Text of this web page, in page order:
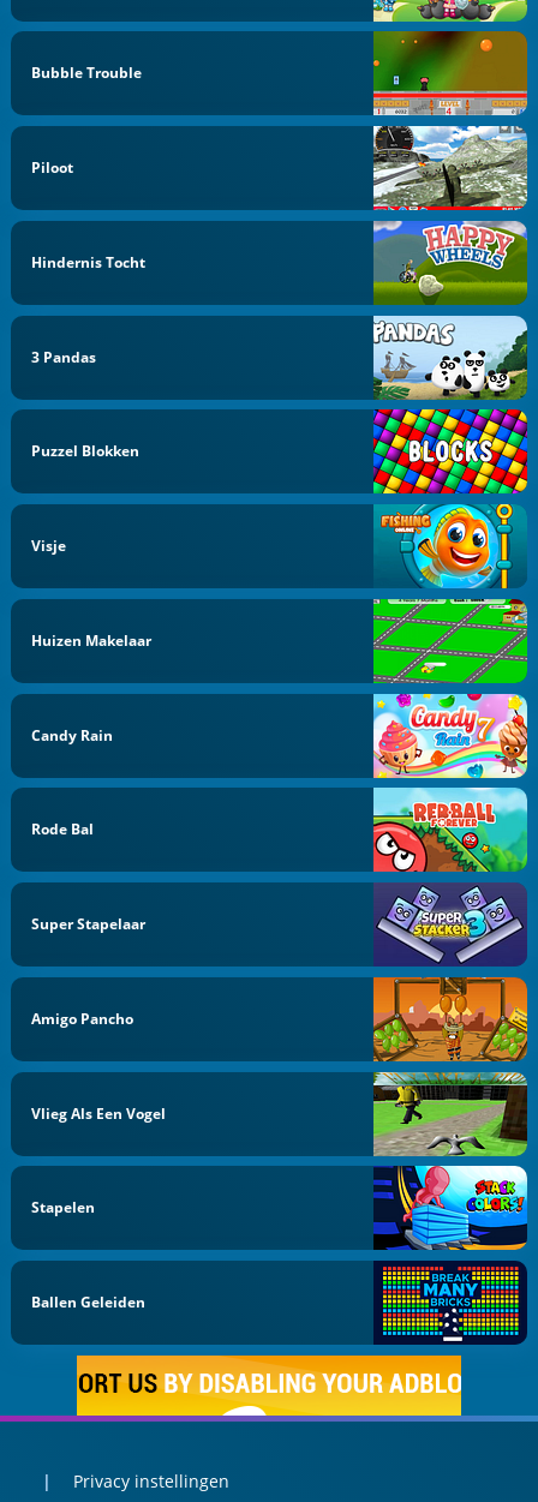
Bubble Trouble
Piloot
Hindernis Tocht
3 Pandas
Puzzel Blokken
Visje
Huizen Makelaar
Candy Rain
Rode Bal
Super Stapelaar
Amigo Pancho
Vlieg Als Een Vogel
Stapelen
Ballen Geleiden
Privacy instellingen